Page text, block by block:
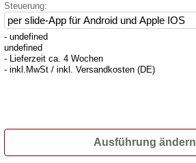
Steuerung:
- undefined
undefined
- Lieferzeit ca. 4 Wochen
- inkl.MwSt / inkl. Versandkosten (DE)
Ausführung ändern